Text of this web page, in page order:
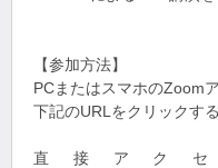
【参加方法】
PCまたはスマホのZoom
下記のURLをクリックす
直接アクセスの